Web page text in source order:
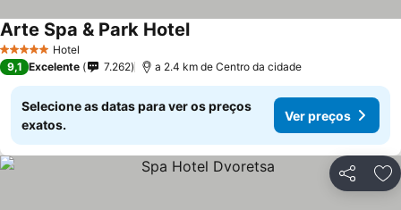
5 Estrelas Hotel
Arte Spa & Park HotelVer preços
9,1 Excelente 7.262 a 2.4 km de Centro da cidade
Selecione as datas para ver os preços
exatos.
Ver preços
Partilhar